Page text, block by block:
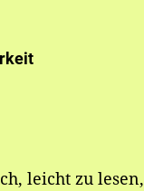
leicht zu lesen,